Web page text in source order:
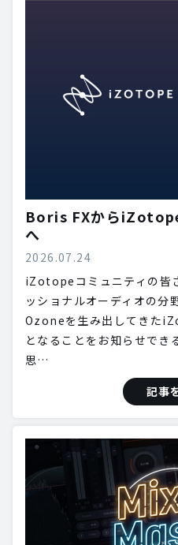
Boris FXから
へ
2026.07.24
iZotopeコミュニティの皆
ッショナルオーディオの分
Ozoneを生み出してきた
となることをお知らせでき
思…
記事